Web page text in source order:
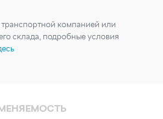
компанией или
склада, подробные условия